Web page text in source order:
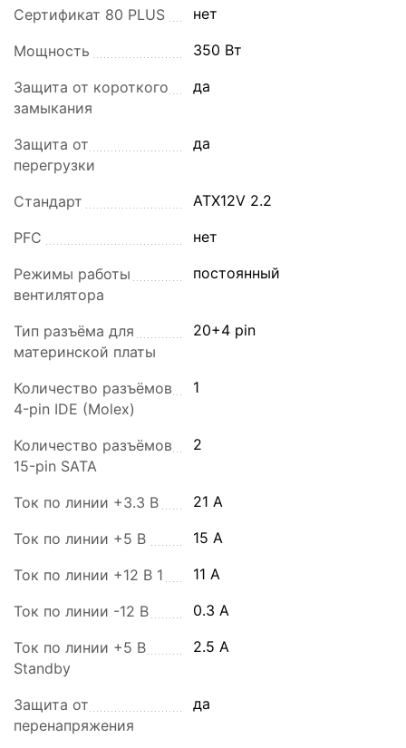
Сертификат 80 PLUS нет
Мощность 350 Вт
Защита от короткого
замыкания
да
Защита от
перегрузки
да
Стандарт ATX12V 2.2
PFC нет
Режимы работы
вентилятора
постоянный
Тип разъёма для
материнской платы
20+4 pin
Количество разъёмов
4-pin IDE (Molex)
1
Количество разъёмов
15-pin SATA
2
Ток по линии +3.3 В 21 A
Ток по линии +5 В 15 A
Ток по линии +12 В 1 11 A
Ток по линии -12 В 0.3 A
Ток по линии +5 В
Standby
2.5 A
Защита от
перенапряжения
да